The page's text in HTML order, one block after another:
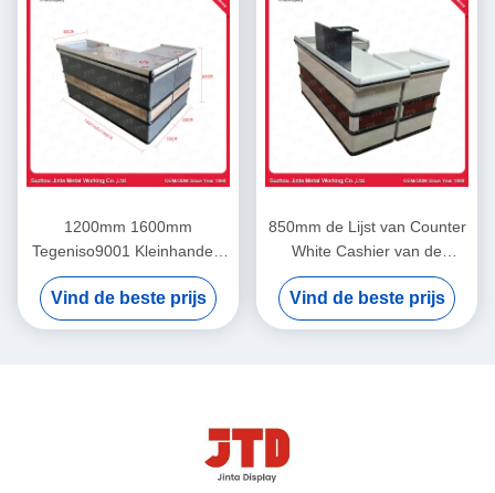
1200mm 1600mm
Tegeniso9001 Kleinhandels
de Controleteller van de
Supermarktcontrole
Vind de beste prijs
850mm de Lijst van Counter
White Cashier van de
Supermarktkassier voor
Winkel
Vind de beste prijs